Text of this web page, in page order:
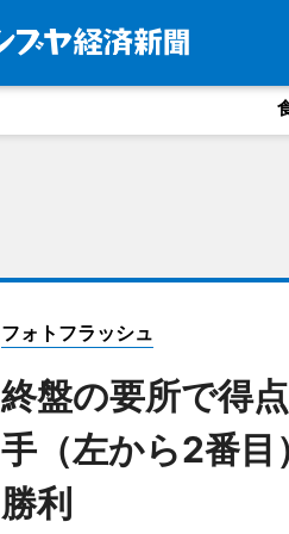
フォトフラッシュ
終盤の要所で得
手（左から2番目
勝利